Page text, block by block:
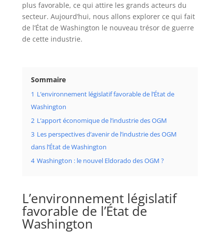
plus favorable, ce qui attire les grands acteurs du
secteur. Aujourd’hui, nous allons explorer ce qui fait
de l’État de Washington le nouveau trésor de guerre
de cette industrie.
Sommaire
1 L’environnement législatif favorable de l’État de
Washington
2 L’apport économique de l’industrie des OGM
3 Les perspectives d’avenir de l’industrie des OGM
dans l’État de Washington
4 Washington : le nouvel Eldorado des OGM ?
L’environnement législatif
favorable de l’État de
Washington